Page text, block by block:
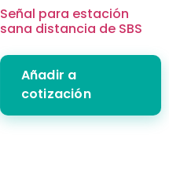
Señal para estación
sana distancia de SBS
Añadir a
cotización